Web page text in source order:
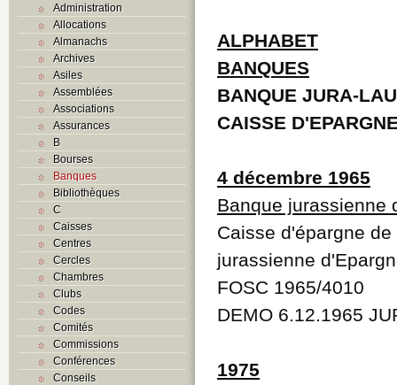
Administration
Allocations
Almanachs
Archives
Asiles
Assemblées
Associations
Assurances
B
Bourses
Banques
Bibliothèques
C
Caisses
Centres
Cercles
Chambres
Clubs
Codes
Comités
Commissions
Conférences
Conseils
ALPHABET
BANQUES
BANQUE JURA-
CAISSE
4 décembre 1965
Banque jurassienne
Caisse d'épargne
jurassienne
FOSC 1965/4010
DEMO 6.12.1965
1975